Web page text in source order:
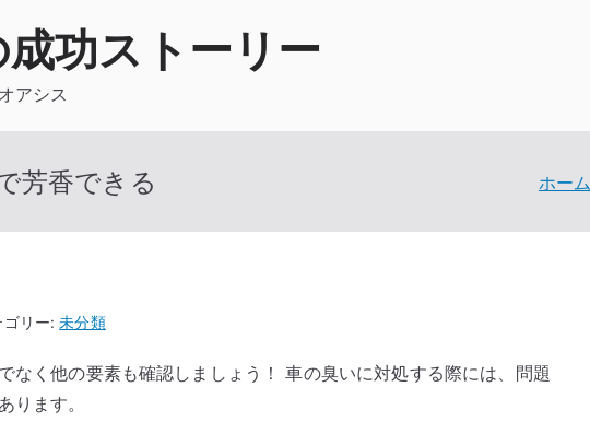
功ストーリー
アシス
芳香できる ホーム
ゴリー:未分類
なく他の要素も確認しましょう！ 車の臭いに対処する際には、問題
ります。